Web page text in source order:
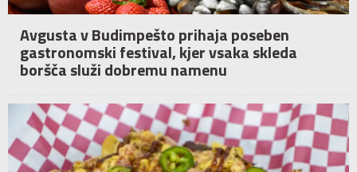
Avgusta v Budimpešto prihaja poseben
gastronomski festival, kjer vsaka skleda
boršča služi dobremu namenu